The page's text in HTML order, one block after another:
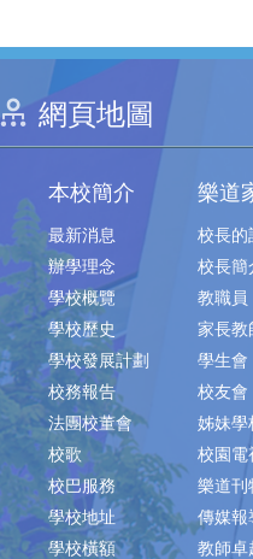
網頁地圖
本校簡介
最新消息
辦學理念
學校概覽
學校歷史
學校發展計劃
校務報告
法團校董會
校歌
校巴服務
學校地址
學校橫額
樂道
校長的
校長簡
教職員
家長教
學生會
校友會
姊妹學
校園電
樂道刊
傳媒報
教師卓